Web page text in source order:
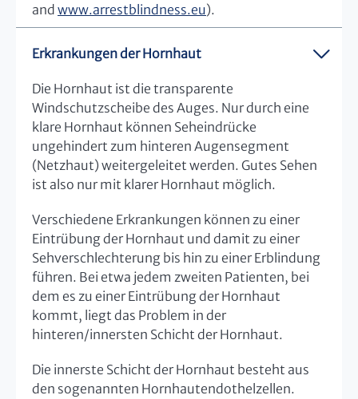
and www.arrestblindness.eu).
Erkrankungen der Hornhaut
Die Hornhaut ist die transparente
Windschutzscheibe des Auges. Nur durch eine
klare Hornhaut können Seheindrücke
ungehindert zum hinteren Augensegment
(Netzhaut) weitergeleitet werden. Gutes Sehen
ist also nur mit klarer Hornhaut möglich.
Verschiedene Erkrankungen können zu einer
Eintrübung der Hornhaut und damit zu einer
Sehverschlechterung bis hin zu einer Erblindung
führen. Bei etwa jedem zweiten Patienten, bei
dem es zu einer Eintrübung der Hornhaut
kommt, liegt das Problem in der
hinteren/innersten Schicht der Hornhaut.
Die innerste Schicht der Hornhaut besteht aus
den sogenannten Hornhautendothelzellen.